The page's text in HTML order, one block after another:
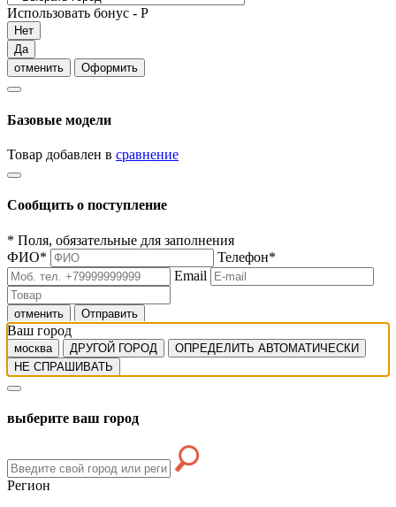
Использовать бонус - Р
Нет
Да
отменить
Оформить
Базовые модели
Товар добавлен в сравнение
Сообщить о поступление
* Поля, обязательные для заполнения
ФИО* Телефон*
Email
отменить Отправить
Ваш город
москва ДРУГОЙ ГОРОД
ОПРЕДЕЛИТЬ АВТОМАТИЧЕСКИ
НЕ СПРАШИВАТЬ
выберите ваш город
Регион